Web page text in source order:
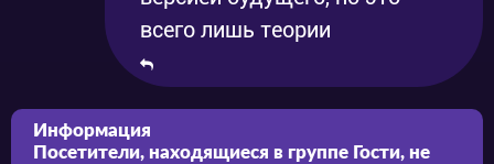
всего лишь теории
Информация
Посетители, находящиеся в группе Гости, не